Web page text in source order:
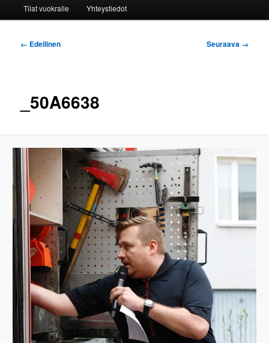
Tilat vuokralle Yhteystiedot
Kuvien
← Edellinen Seuraava →
_50A6638